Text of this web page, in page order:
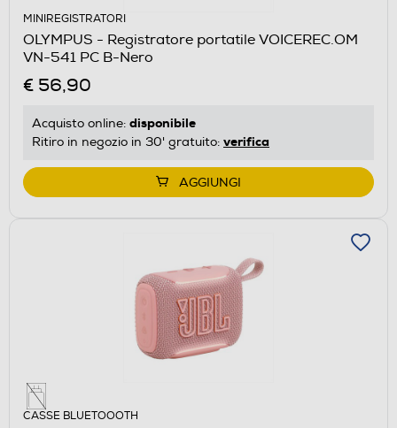
MINIREGISTRATORI
OLYMPUS - Registratore portatile VOICEREC.OM
VN-541 PC B-Nero
€ 56,90
Acquisto online: disponibile
Ritiro in negozio in 30' gratuito: verifica
AGGIUNGI
CASSE BLUETOOOTH